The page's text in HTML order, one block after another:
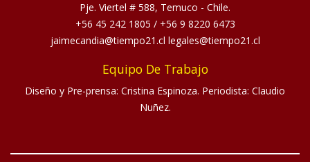
Pje. Viertel # 588, Temuco - Chile.
+56 45 242 1805 / +56 9 8220 6473
jaimecandia@tiempo21.cl legales@tiempo21.cl
Equipo De Trabajo
Diseño y Pre-prensa: Cristina Espinoza. Periodista: Claudio
Nuñez.